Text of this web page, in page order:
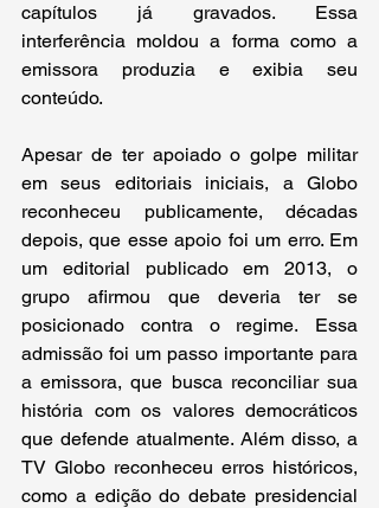
capítulos já gravados. Essa
interferência moldou a forma como a
emissora produzia e exibia seu
conteúdo.
Apesar de ter apoiado o golpe militar
em seus editoriais iniciais, a Globo
reconheceu publicamente, décadas
depois, que esse apoio foi um erro. Em
um editorial publicado em 2013, o
grupo afirmou que deveria ter se
posicionado contra o regime. Essa
admissão foi um passo importante para
a emissora, que busca reconciliar sua
história com os valores democráticos
que defende atualmente. Além disso, a
TV Globo reconheceu erros históricos,
como a edição do debate presidencial